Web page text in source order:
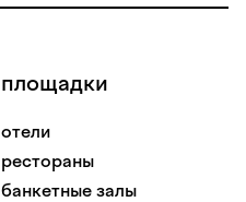
площадки
отели
рестораны
банкетные залы